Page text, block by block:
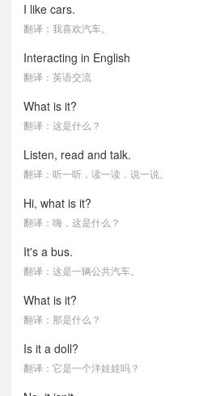
I like cars.
翻译：我喜欢汽车。
Interacting in English
翻译：英语交流
What is it?
翻译：这是什么？
Listen, read and talk.
翻译：听一听，读一读，说一说。
Hi, what is it?
翻译：嗨，这是什么？
It's a bus.
翻译：这是一辆公共汽车。
What is it?
翻译：那是什么？
Is it a doll?
翻译：它是一个洋娃娃吗？